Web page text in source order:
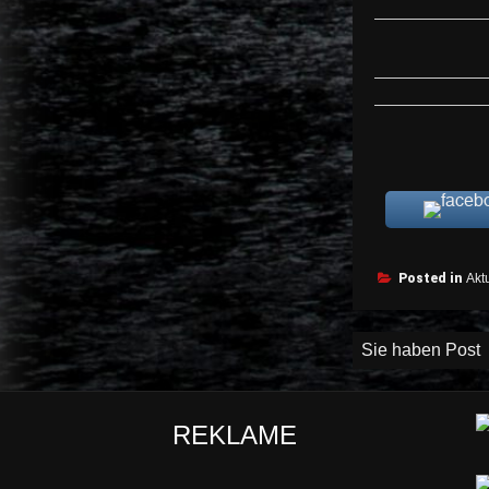
Posted in
Sie haben Post
REKLAME